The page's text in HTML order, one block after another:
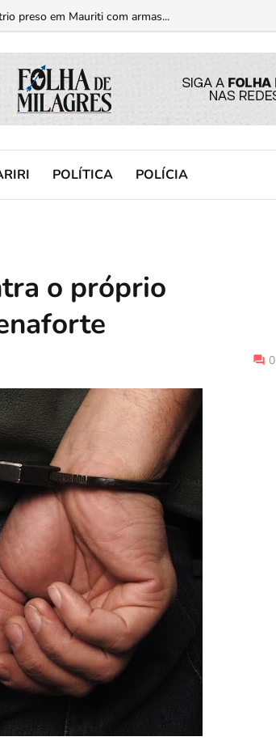
preso em Mauriti com armas...
POLÍTICA POLÍCIA
o próprio
0